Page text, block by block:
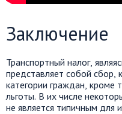
Заключение
Транспортный налог,
представляет собой сбор,
категории граждан, кроме
льготы. В их числе
не является типичным для